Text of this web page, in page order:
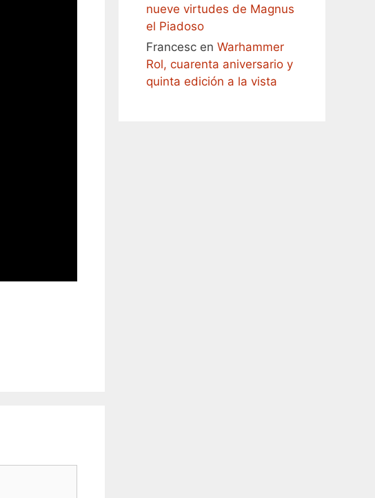
nueve virtudes de Magnus
el Piadoso
Francesc en Warhammer
Rol, cuarenta aniversario y
quinta edición a la vista